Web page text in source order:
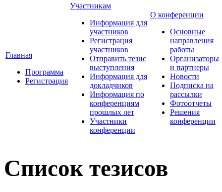
Главная
Программа
Регистрация
Участникам
Информация для
участников
Регистрация
участников
Отправить тезис
выступления
Информация для
докладчиков
Информация по
конференциям
прошлых лет
Участники
конференции
О конференции
Основные
направления
работы
Организаторы
и партнеры
Новости
Подписка на
рассылки
Фотоотчеты
Решения
конференции
Список тезисов